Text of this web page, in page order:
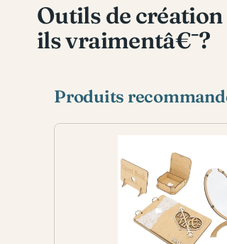
Outils de
ils vraimentâ€¯?
Produits